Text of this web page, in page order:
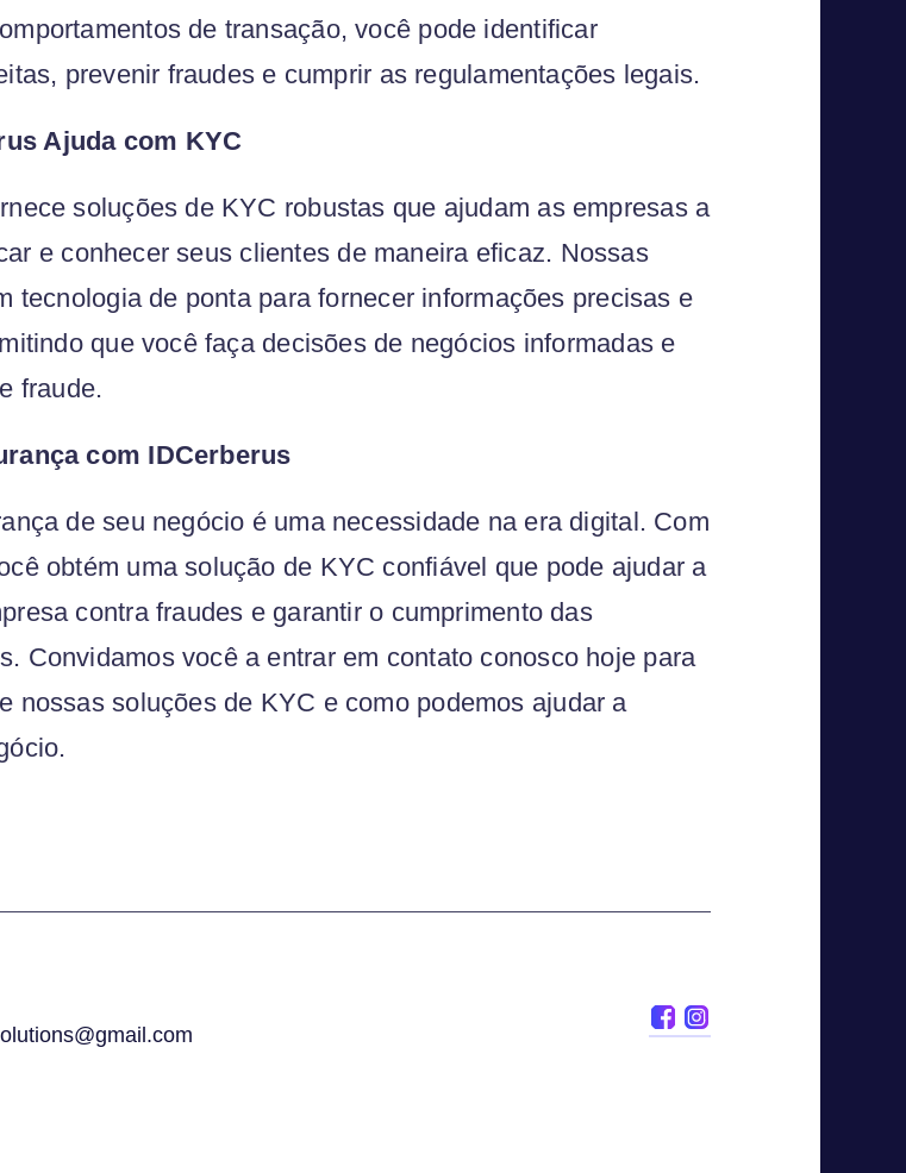
de transação, você pode identificar
prevenir fraudes e cumprir as regulamentações legais.
Ajuda com KYC
soluções de KYC robustas que ajudam as empresas a
e conhecer seus clientes de maneira eficaz. Nossas
tecnologia de ponta para fornecer informações precisas e
que você faça decisões de negócios informadas e
fraude.
com IDCerberus
de seu negócio é uma necessidade na era digital. Com
obtém uma solução de KYC confiável que pode ajudar a
contra fraudes e garantir o cumprimento das
Convidamos você a entrar em contato conosco hoje para
nossas soluções de KYC e como podemos ajudar a